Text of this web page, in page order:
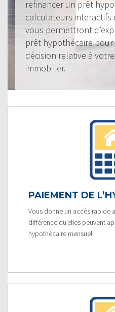
refinancer un prêt
calculateurs interactifs
vous permettront
prêt hypothécaire
décision relative à
immobilier.
PAIEMENT DE
Vous donne un accès rapide
différence qu’elles peuvent
hypothécaire mensuel.